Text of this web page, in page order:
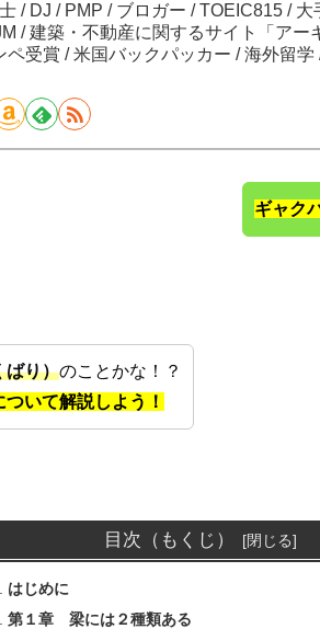
/ DJ / PMP / ブロガー / TOEIC815 /
/ 建築・不動産に関するサイト「アー
ペ受賞 / 米国バックパッカー / 海外留学
ギャク
ばり）のことかな！？
いて解説しよう！
目次（もくじ）
はじめに
第１章 梁には２種類ある